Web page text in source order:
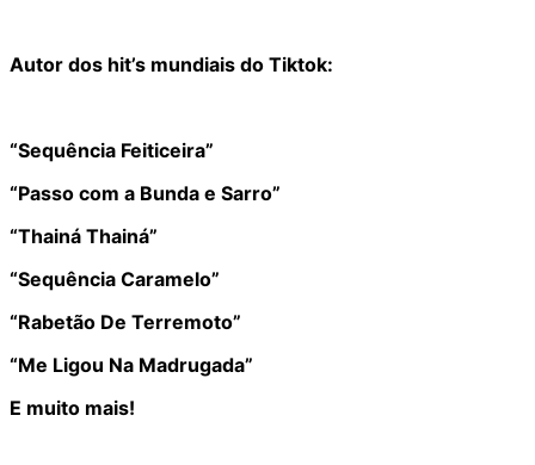
Autor dos hit’s mundiais do Tiktok:
“Sequência Feiticeira”
“Passo com a Bunda e Sarro”
“Thainá Thainá”
“Sequência Caramelo”
“Rabetão De Terremoto”
“Me Ligou Na Madrugada”
E muito mais!